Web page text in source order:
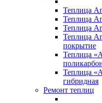
Теплица
Теплица
Теплица
Теплица
покрытие
Теплица
Теплица
гибридная
Ремонт теплиц